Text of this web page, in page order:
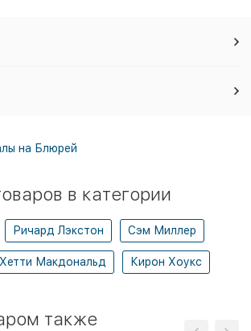
на Блюрей
в категории
Ричард Лэкстон Сэм Миллер
Хетти Макдональд Кирон Хоукс
также